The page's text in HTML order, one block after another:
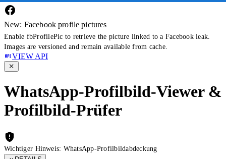
New: Facebook profile pictures
Enable fbProfilePic to retrieve the picture linked to a Facebook leak.
Images are versioned and remain available from cache.
VIEW API
WhatsApp-Profilbild-Viewer &
Profilbild-Prüfer
Wichtiger Hinweis: WhatsApp-Profilbildabdeckung